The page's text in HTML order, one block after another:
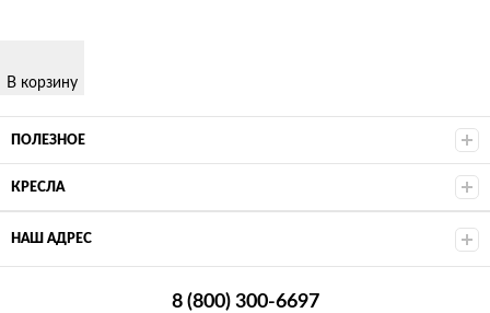
В корзину
ПОЛЕЗНОЕ
КРЕСЛА
НАШ АДРЕС
8 (800) 300-6697